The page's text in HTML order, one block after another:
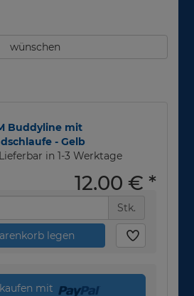
wünschen
Buddyline mit
- Gelb
Lieferbar in 1-3 Werktage
12,00 € *
Stk.
legen
mit